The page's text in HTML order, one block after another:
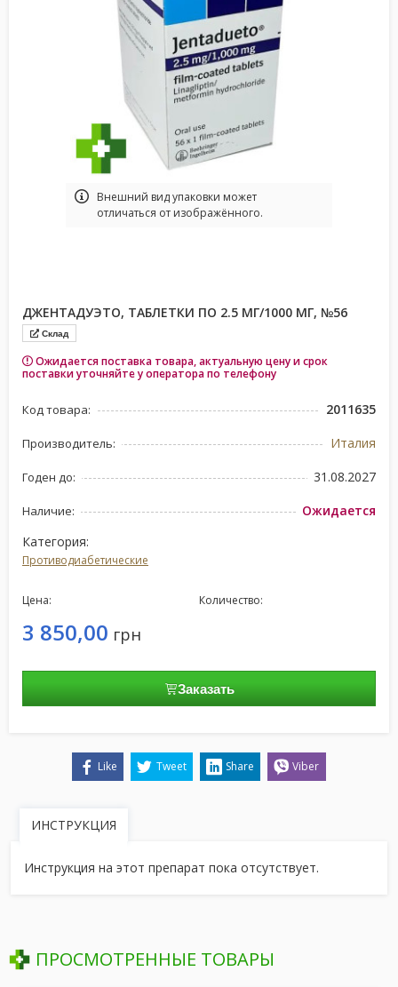
Bнешний вид упаковки может
отличаться от изображённого.
ДЖЕНТАДУЭТО, ТАБЛЕТКИ ПО 2.5 МГ/1000 МГ, №56
Склад
Ожидается поставка товара, актуальную цену и срок
поставки уточняйте у оператора по телефону
Код товара: 2011635
Производитель: Италия
Годен до: 31.08.2027
Наличие:
Ожидается
Категория:
Противодиабетические
Цена:
3 850,00 грн
Количество:
Заказать
Like Tweet Share Viber
ИНСТРУКЦИЯ
Инструкция на этот препарат пока отсутствует.
ПРОСМОТРЕННЫЕ ТОВАРЫ